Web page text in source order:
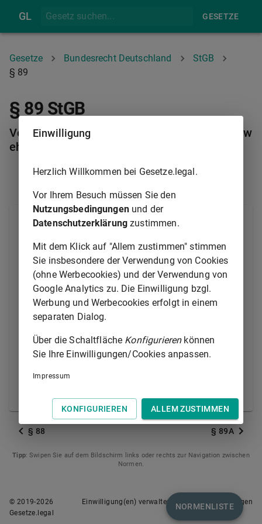
GL GESETZE
Gesetze Bundesrecht Deutschland
StGB
§ 89
§ 89 StGB
Verfassungsfeindliche Einwirkung auf Bundesw
ehr und öffentliche Sicherheitsorgane
(1) Wer auf Angehörige der Bundeswehr oder eines
um deren pflichtmäßige Bereitschaft zum Schutz der
Sicherheit der Bundesrepublik Deutschland oder der
verfassungsmäßigen Ordnung zu untergraben, und
sich dadurch absichtlich für Bestrebungen gegen den
Bestand oder die Sicherheit der Bundesrepublik
Deutschland oder gegen Verfassungsgrundsätze
einsetzt, wird mit Freiheitsstrafe bis zu fünf Jahren
oder mit Geldstrafe bestraft.
(2) Der Versuch ist strafbar.
§ 88 § 89A
Tipp: Swipen Sie auf dem Bildschirm links oder rechts zur Navigation zwischen
Normen.
NORMENLISTE
© 2019-2026
Gesetze.legal
Einwilligung(en) verwalten Nutzungsbedingungen
Einwilligung
Herzlich Willkommen bei Gesetze.legal.
Vor Ihrem Besuch müssen Sie den
Nutzungsbedingungenund der
Datenschutzerklärung zustimmen.
Mit dem Klick auf "Allem zustimmen" stimmen
Sie insbesondere der Verwendung von Cookies
(ohne Werbecookies) und der Verwendung von
Google Analytics zu. Die Einwilligung bzgl.
Werbung und Werbecookies erfolgt in einem
separaten Dialog.
Über die Schaltfläche Konfigurierenkönnen
Sie Ihre Einwilligungen/Cookies anpassen.
Impressum
KONFIGURIEREN ALLEM ZUSTIMMEN